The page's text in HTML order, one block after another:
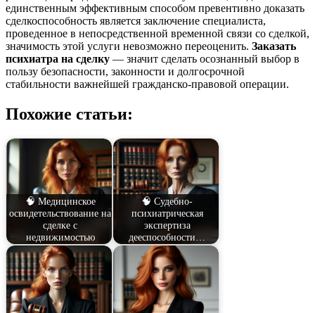
единственным эффективным способом превентивно доказать
сделкоспособность является заключение специалиста,
проведенное в непосредственной временной связи со сделкой,
значимость этой услуги невозможно переоценить. Заказать
психиатра на сделку — значит сделать осознанный выбор в
пользу безопасности, законности и долгосрочной
стабильности важнейшей гражданско-правовой операции.
Похожие статьи:
🧠 Медицинское
освидетельствование на
сделке с
недвижимостью
🧠 Судебно-
психиатрическая
экспертиза
дееспособности…